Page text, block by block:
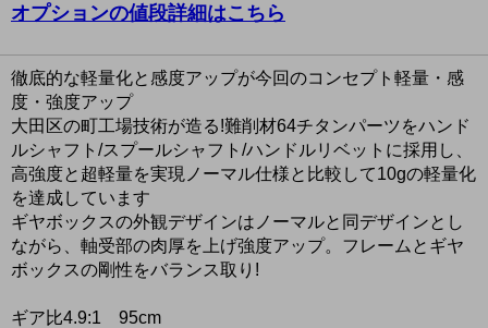
オプションの値段詳細はこちら
徹底的な軽量化と感度アップが今回のコンセプト軽量・感
度・強度アップ
大田区の町工場技術が造る!難削材64チタンパーツをハンド
ルシャフト/スプールシャフト/ハンドルリベットに採用し、
高強度と超軽量を実現ノーマル仕様と比較して10gの軽量化
を達成しています
ギヤボックスの外観デザインはノーマルと同デザインとし
ながら、軸受部の肉厚を上げ強度アップ。フレームとギヤ
ボックスの剛性をバランス取り!
ギア比4.9:1 95cm